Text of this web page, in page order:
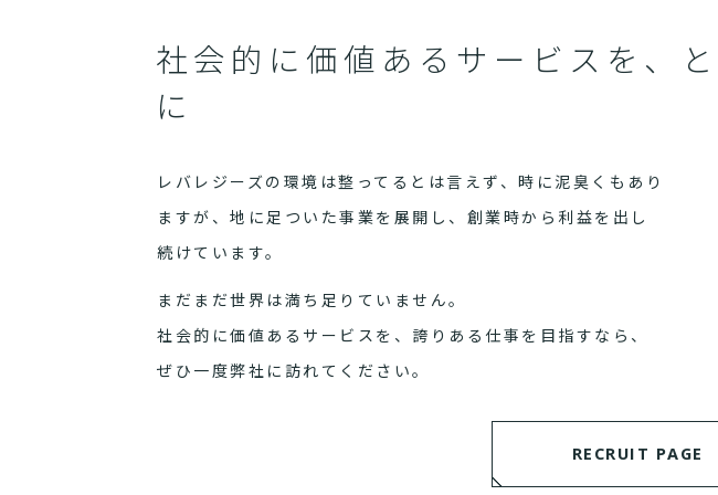
社会的に価値あるサービスを、
に
レバレジーズの環境は整ってるとは言えず、時に泥臭くもあり
ますが、地に足ついた事業を展開し、創業時から利益を出し
続けています。
まだまだ世界は満ち足りていません。
社会的に価値あるサービスを、誇りある仕事を目指すなら、
ぜひ一度弊社に訪れてください。
RECRUIT PAGE